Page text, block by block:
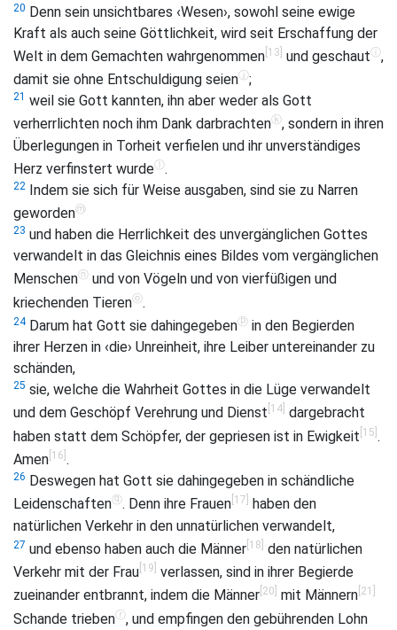
20 Denn sein unsichtbares ‹Wesen›, sowohl seine ewige
Kraft als auch seine Göttlichkeit, wird seit Erschaffung der
Welt in dem Gemachten wahrgenommen [13] und geschautⓘ,
damit sie ohne Entschuldigung seienⓙ;
21 weil sie Gott kannten, ihn aber weder als Gott
verherrlichten noch ihm Dank darbrachtenⓚ, sondern in ihren
Überlegungen in Torheit verfielen und ihr unverständiges
Herz verfinstert wurdeⓛ.
22 Indem sie sich für Weise ausgaben, sind sie zu Narren
gewordenⓜ
23 und haben die Herrlichkeit des unvergänglichen Gottes
verwandelt in das Gleichnis eines Bildes vom vergänglichen
Menschenⓝ und von Vögeln und von vierfüßigen und
kriechenden Tierenⓞ.
24Darum hat Gott sie dahingegebenⓟ in den Begierden
ihrer Herzen in ‹die› Unreinheit, ihre Leiber untereinander zu
schänden,
25 sie, welche die Wahrheit Gottes in die Lüge verwandelt
und dem Geschöpf Verehrung und Dienst [14] dargebracht
haben statt dem Schöpfer, der gepriesen ist in Ewigkeit [15] .
Amen [16] .
26 Deswegen hat Gott sie dahingegeben in schändliche
Leidenschaftenⓠ. Denn ihre Frauen [17]
haben den
natürlichen Verkehr in den unnatürlichen verwandelt,
27 und ebenso haben auch die Männer [18] den natürlichen
Verkehr mit der Frau [19] verlassen, sind in ihrer Begierde
zueinander entbrannt, indem die Männer [20] mit Männern [21]
Schande triebenⓡ, und empfingen den gebührenden Lohn